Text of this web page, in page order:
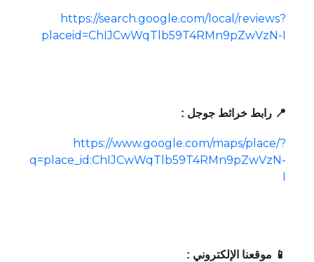
https://search.google.com/local/reviews?
placeid=ChIJCwWqTlb59T4RMn9pZwVzN-I
📍 رابط خرائط جوجل :
https://www.google.com/maps/place/?
q=place_id:ChIJCwWqTlb59T4RMn9pZwVzN-
I
📱 موقعنا الإلكتروني :